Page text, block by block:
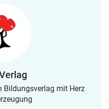
Bildungsverlag mit Herz